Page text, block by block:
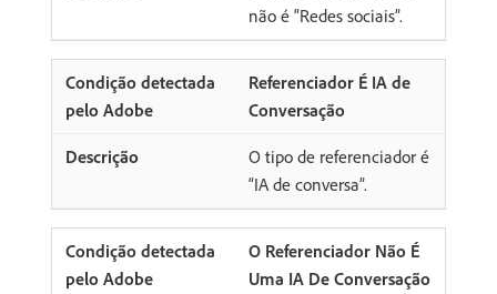
não é “Redes sociais”.
Referenciador É IA de
Conversação
O tipo de referenciador é
“IA de conversa”.
O Referenciador Não É
Uma IA De Conversação